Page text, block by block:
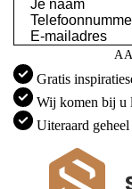
naam
Telefoon*
Gratis
Wij komen bij u
Uiteraard